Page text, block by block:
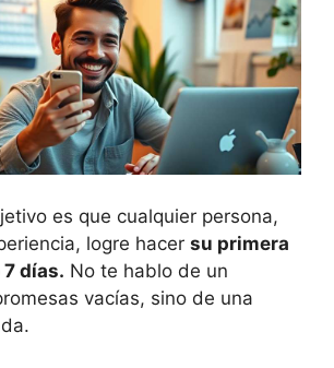
es que cualquier persona,
logre hacer su primera
días. No te hablo de un
vacías, sino de una